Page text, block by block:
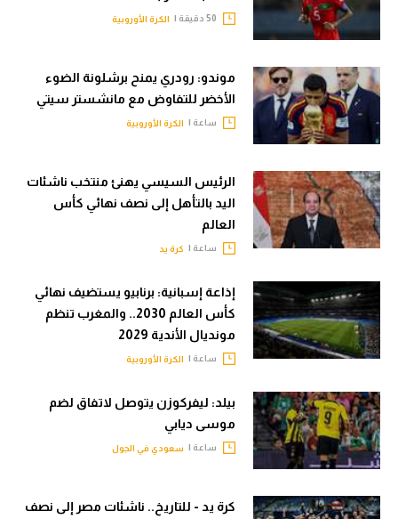
الكرة الأوروبية
موندو: رودري يمنح برشلونة الضوء
الأخضر للتفاوض مع مانشستر سيتي
ساعة | الكرة الأوروبية
الرئيس السيسي يهنئ منتخب ناشئات
اليد بالتأهل إلى نصف نهائي كأس
العالم
ساعة | كرة يد
إذاعة إسبانية: برنابيو يستضيف نهائي
كأس العالم 2030.. والمغرب تنظم
مونديال الأندية 2029
ساعة | الكرة الأوروبية
بيلد: ليفركوزن يتوصل لاتفاق لضم
موسى ديابي
ساعة | سعودي في الجول
كرة يد - للتاريخ.. ناشئات مصر إلى نصف